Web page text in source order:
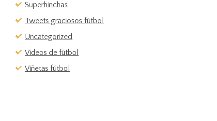
Superhinchas
Tweets graciosos fútbol
Uncategorized
Vídeos de fútbol
Viñetas fútbol